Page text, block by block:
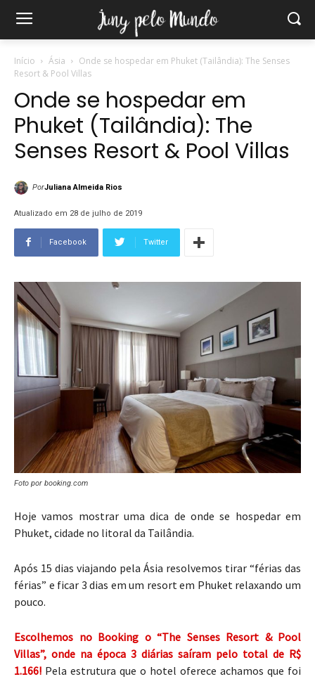
Início Ásia
Onde se hospedar em Phuket (Tailândia): The Senses
Resort & Pool Villas
Onde se hospedar em
Phuket (Tailândia): The
Senses Resort & Pool Villas
PorJuliana Almeida Rios
Atualizado em 28 de julho de 2019
Facebook Twitter
Foto por booking.com
Hoje vamos mostrar uma dica de onde se hospedar em
Phuket, cidade no litoral da Tailândia.
Após 15 dias viajando pela Ásia resolvemos tirar “férias das
férias” e ficar 3 dias em um resort em Phuket relaxando um
pouco.
Escolhemos no Booking o “The Senses Resort & Pool
Villas”, onde na época 3 diárias saíram pelo total de R$
1.166! Pela estrutura que o hotel oferece achamos que foi